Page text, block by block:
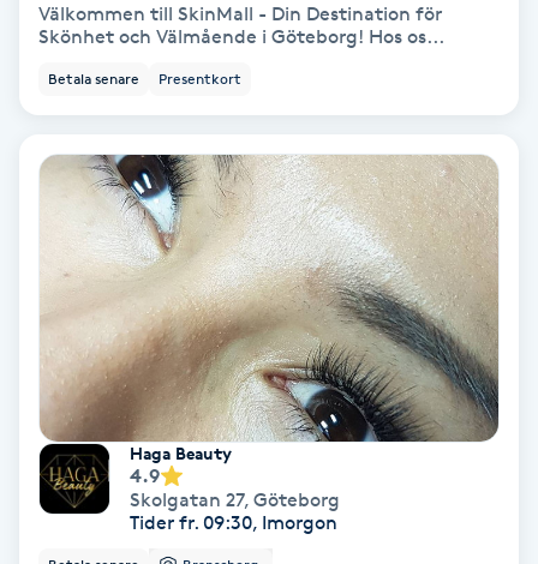
Vaccination
Vampyrbehandling
Vaxning
Vaxning brasiliansk
Veterinär
Vibrationsmassage
Välkommen till SkinMall - Din Destination för
Skönhet och Välmående i Göteborg! Hos os...
Betala senare Presentkort
Haga Beauty
4.9
Skolgatan 27, Göteborg
Tider fr. 09:30, Imorgon